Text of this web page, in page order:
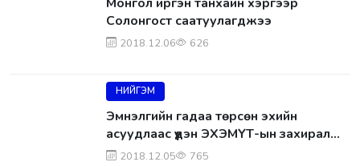
Солонгост саатуулагджээ
2018.12.06 626
НИЙГЭМ
Эмнэлгийн гадаа төрсөн эхийн
асуудлаас үүдэн ЭХЭМҮТ-ын захирал
Ш.Энхтөр ажлаа хүлээлгэж өгнө гэдгээ
2018.12.05 765